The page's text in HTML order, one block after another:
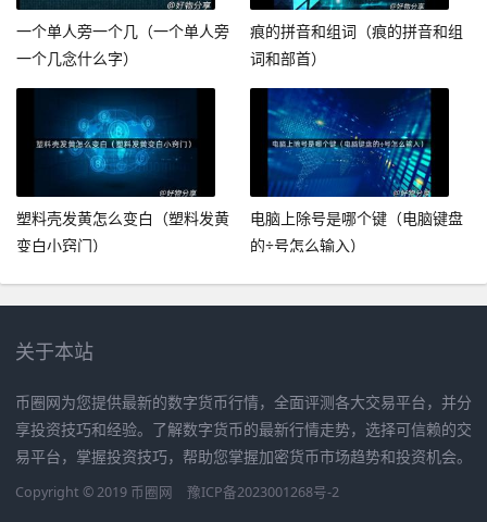
一个单人旁一个几（一个单人旁
一个几念什么字）
痕的拼音和组词（痕的拼音和组
词和部首）
塑料壳发黄怎么变白（塑料发黄
变白小窍门）
电脑上除号是哪个键（电脑键盘
的÷号怎么输入）
关于本站
币圈网为您提供最新的数字货币行情，全面评测各大交易平台，并分
享投资技巧和经验。了解数字货币的最新行情走势，选择可信赖的交
易平台，掌握投资技巧，帮助您掌握加密货币市场趋势和投资机会。
Copyright © 2019 币圈网 豫ICP备2023001268号-2